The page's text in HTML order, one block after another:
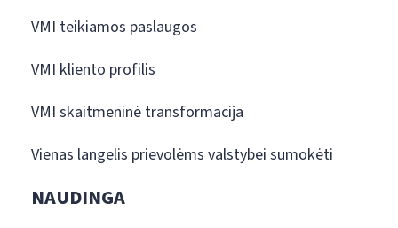
VMI teikiamos paslaugos
VMI kliento profilis
VMI skaitmeninė transformacija
Vienas langelis prievolėms valstybei sumokėti
NAUDINGA